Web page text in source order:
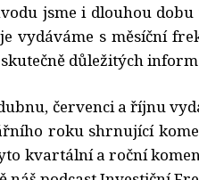
jsme i dlouhou
vydáváme s měsíční
důležitých
červenci a říjnu
roku shrnující
kvartální a roční